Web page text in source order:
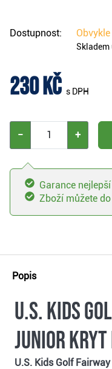
Dostupnost: Obvykle
Skladem
230 Kč s DPH
− +
Garance
Zboží můžete
Popis
U.S. Kids
junior kryt
U.S. Kids Golf